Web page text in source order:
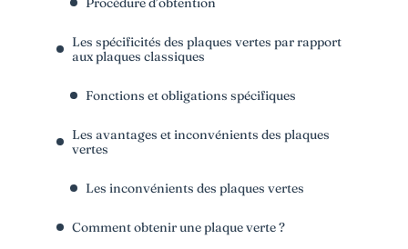
Les spécificités des plaques vertes par rapport
aux plaques classiques
Fonctions et obligations spécifiques
Les avantages et inconvénients des plaques
vertes
Les inconvénients des plaques vertes
Comment obtenir une plaque verte ?